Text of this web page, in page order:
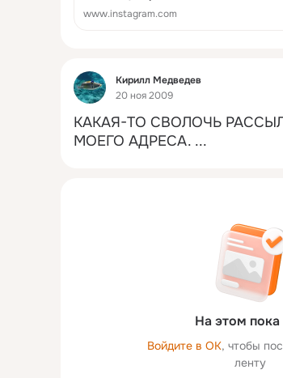
www.instagram.com
Фид
Кирилл Медведев
20 ноя 2009
КАКАЯ-ТО СВОЛОЧЬ
МОЕГО АДРЕСА. ...
На этом пока
Войдите в ОК, чтобы
ленту